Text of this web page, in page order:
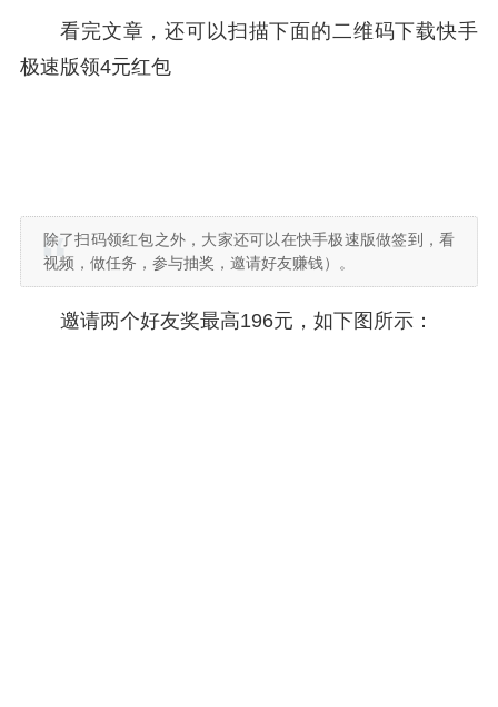
看完文章，还可以扫描下面的二维码下载快手
极速版领4元红包
除了扫码领红包之外，大家还可以在快手极速版做签到，看
视频，做任务，参与抽奖，邀请好友赚钱）。
邀请两个好友奖最高196元，如下图所示：